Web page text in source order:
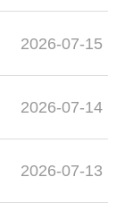
2026-07-15
2026-07-14
2026-07-13